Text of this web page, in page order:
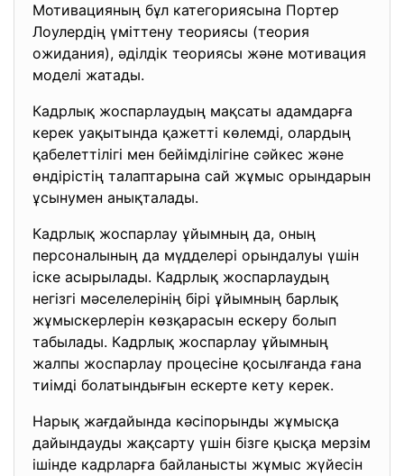
Мотивацияның бұл категориясына Портер
Лоулердің үміттену теориясы (теория
ожидания), әділдік теориясы және мотивация
моделі жатады.
Кадрлық жоспарлаудың мақсаты адамдарға
керек уақытында қажетті көлемді, олардың
қабелеттілігі мен бейімділігіне сәйкес және
өндірістің талаптарына сай жұмыс орындарын
ұсынумен анықталады.
Кадрлық жоспарлау ұйымның да, оның
персоналының да мүдделері орындалуы үшін
іске асырылады. Кадрлық жоспарлаудың
негізгі мәселелерінің бірі ұйымның барлық
жұмыскерлерін көзқарасын ескеру болып
табылады. Кадрлық жоспарлау ұйымның
жалпы жоспарлау процесіне қосылғанда ғана
тиімді болатындығын ескерте кету керек.
Нарық жағдайында кәсіпорынды жұмысқа
дайындауды жақсарту үшін бізге қысқа мерзім
ішінде кадрларға байланысты жұмыс жүйесін